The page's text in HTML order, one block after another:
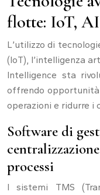
flotte: IoT,
L’utilizzo di
(IoT), l’intelligenza
Intelligence sta
offrendo
operazioni e ridurre i
Software di
processi
I sistemi TMS